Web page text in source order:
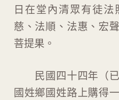
日在堂內清眾有徒
慈、法順、法惠、宏
菩提果。
民國四十四年（已
國姓鄉國姓路上購得